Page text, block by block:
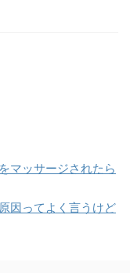
マッサージされたら
因ってよく言うけど